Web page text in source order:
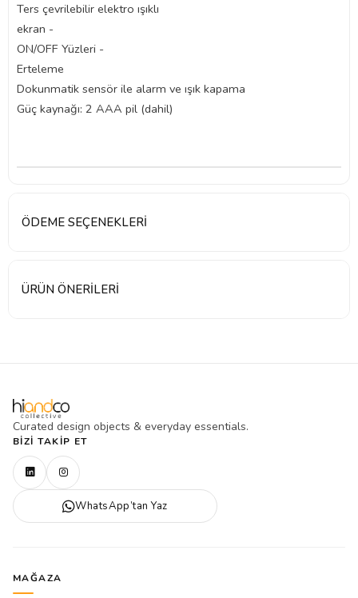
Ters çevrilebilir elektro ışıklı
ekran -
ON/OFF Yüzleri -
Erteleme
Dokunmatik sensör ile alarm ve ışık kapama
Güç kaynağı: 2 AAA pil (dahil)
ÖDEME SEÇENEKLERI
ÜRÜN ÖNERILERI
Curated design objects & everyday essentials.
BIZI TAKIP ET
WhatsApp’tan Yaz
MAĞAZA